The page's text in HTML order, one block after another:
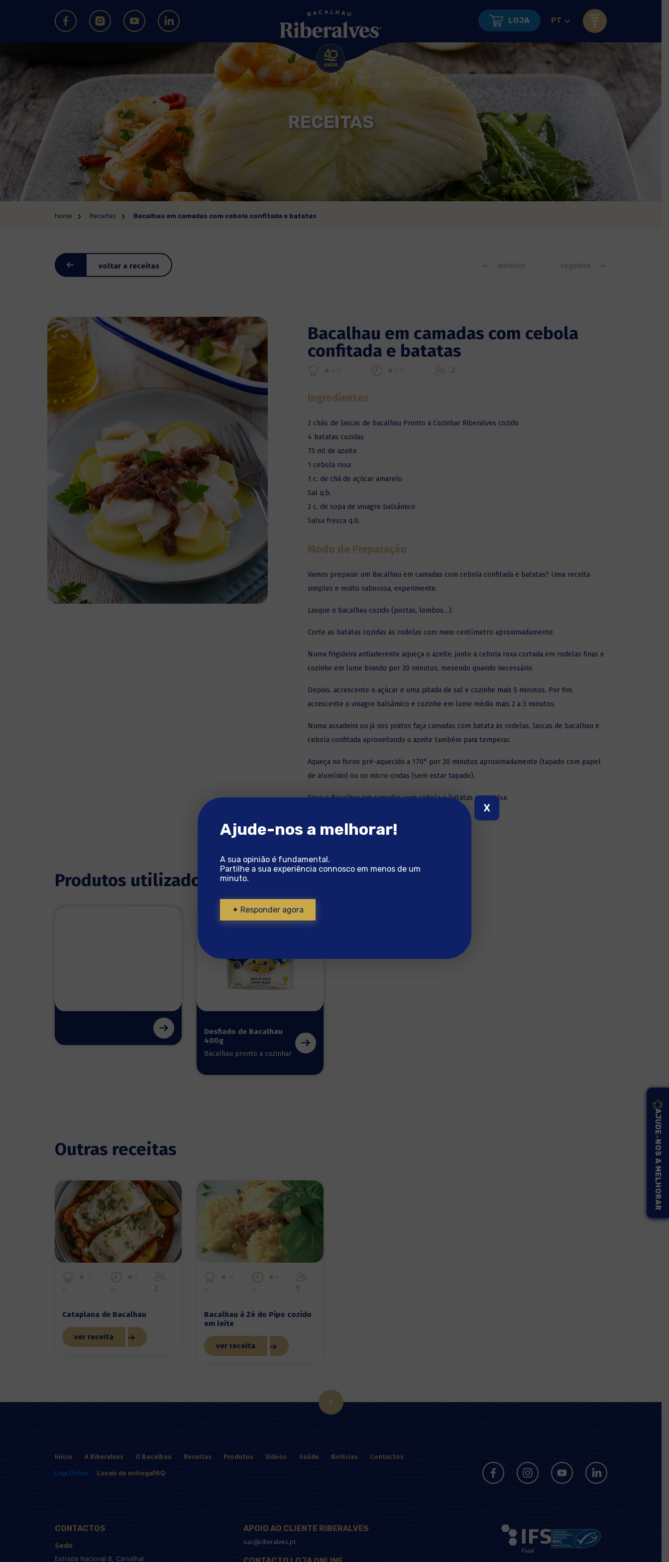
LOJA PT
RECEITAS
home Receitas Bacalhau em camadas com cebola confitada e batatas
voltar a receitas
Bacalhau em camadas com cebola
confitada e batatas
2
Ingredientes
2 cháv. de lascas de bacalhau Pronto a Cozinhar Riberalves cozido
4 batatas cozidas
75 ml de azeite
1 cebola roxa
1 c. de chá de açúcar amarelo
Sal q.b.
2 c. de sopa de vinagre balsâmico
Salsa fresca q.b.
Modo de Preparação
Vamos preparar um Bacalhau em camadas com cebola confitada e batatas? Uma receita
simples e muito saborosa, experimente.
Lasque o bacalhau cozido (postas, lombos…).
Corte as batatas cozidas às rodelas com meio centímetro aproximadamente.
Numa frigideira antiaderente aqueça o azeite, junte a cebola roxa cortada em rodelas finas e
cozinhe em lume brando por 20 minutos, mexendo quando necessário.
Depois, acrescente o açúcar e uma pitada de sal e cozinhe mais 5 minutos. Por fim,
acrescente o vinagre balsâmico e cozinhe em lume médio mais 2 a 3 minutos.
Numa assadeira ou já nos pratos faça camadas com batata às rodelas, lascas de bacalhau e
cebola confitada aproveitando o azeite também para temperar.
Aqueça no forno pré-aquecido a 170° por 20 minutos aproximadamente (tapado com papel
de alumínio) ou no micro-ondas (sem estar tapado).
Sirva o Bacalhau em camadas com cebola e batatas com salsa.
PRONTO A SABER BEM!
Produtos utilizados
Desfiado de Bacalhau
400g
Bacalhau pronto a cozinhar
Outras receitas
2
Cataplana de Bacalhau
ver receita
5
Bacalhau à Zé do Pipo cozido
em leite
ver receita
Início A Riberalves O Bacalhau Receitas Produtos Vídeos Saúde Notícias Contactos
Loja Online Locais de entregaFAQ
CONTACTOS
Sede
Estrada Nacional 8, Carvalhal
APOIO AO CLIENTE RIBERALVES
sac@riberalves.pt
Ajude-nos a melhorar!
A sua opinião é fundamental.
Partilhe a sua experiência connosco em menos de um
minuto.
✦ Responder agora
X
AJUDE-NOS A MELHORAR